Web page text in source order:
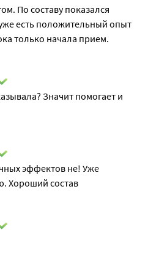
По составу показался
есть положительный опыт
только начала прием.
эффектов не! Уже
Хороший состав